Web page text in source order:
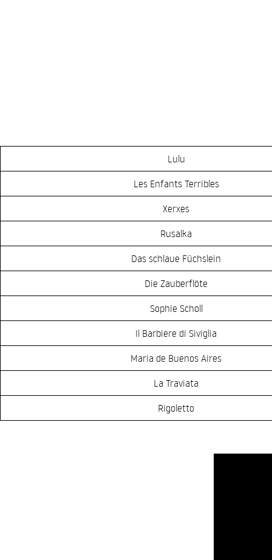
Lulu
Les Enfants Terribles
Xerxes
Rusalka
Das schlaue Füchslein
Die Zauberflöte
Sophie Scholl
Il Barbiere di Siviglia
Maria de Buenos Aires
La Traviata
Rigoletto